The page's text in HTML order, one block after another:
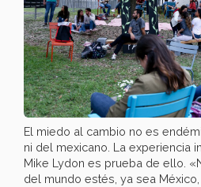
El miedo al cambio no es
ni del mexicano. La experiencia
Mike Lydon es prueba de ello.
del mundo estés, ya sea